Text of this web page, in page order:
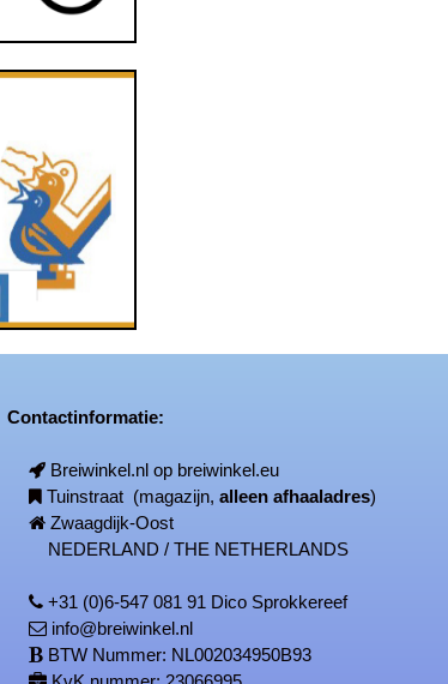
Contactinformatie:
Breiwinkel.nl op breiwinkel.eu
Tuinstraat (magazijn,alleen afhaaladres)
Zwaagdijk-Oost
NEDERLAND / THE NETHERLANDS
+31 (0)6-547 081 91 Dico Sprokkereef
info@breiwinkel.nl
BTW Nummer: NL002034950B93